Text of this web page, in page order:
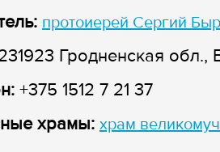
протоиерей Сергий Быр
Гродненская
+375 1512 7 21 37
храмы: храм